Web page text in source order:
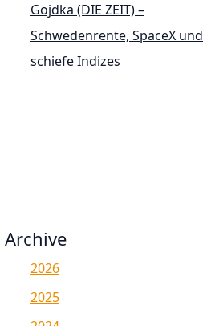
Gojdka (DIE ZEIT) –
Schwedenrente, SpaceX und
schiefe Indizes
Archive
2026
2025